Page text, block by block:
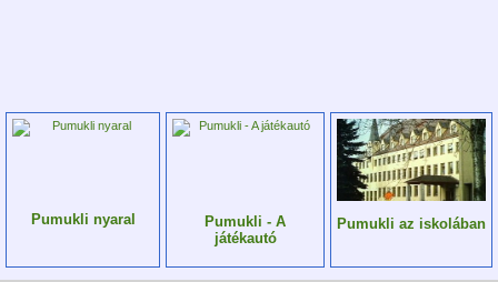
Pumukli nyaral
Pumukli - A
játékautó
Pumukli az iskolában